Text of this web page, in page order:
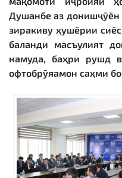
Душанбе аз донишҷӯён
зиракиву ҳушёрии
баланди масъулият
намуда, баҳри рушд
офтобрӯяамон саҳми